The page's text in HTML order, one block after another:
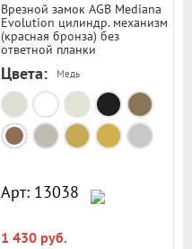
Врезной замок AGB Mediana
Evolution цилиндр. механизм
(красная бронза) без
ответной планки
Цвета: Медь
Арт: 13038
1 430 руб.